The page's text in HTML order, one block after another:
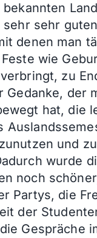
sehr guten
denen man
wie
zu
Gedanke, der
hat, die
und zu
wurde
noch
Partys, die
der
Gespräche